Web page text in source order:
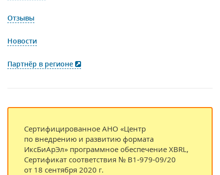
Отзывы
Новости
Партнёр в регионе
Сертифицированное АНО «Центр
по внедрению и развитию формата
ИксБиАрЭл» программное обеспечение XBRL,
Сертификат соответствия № B1‑979‑09/20
от 18 сентября 2020 г.